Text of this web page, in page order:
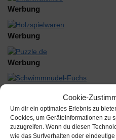
Cookie-
Um dir ein optimales Erlebnis zu
Cookies, um Geräteinformationen zu
zuzugreifen. Wenn du diesen
wie das Surfverhalten oder
Werbung
Werbung
Werbung
Beschreibung